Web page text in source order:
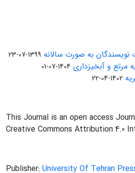
به صورت سالانه 1399-07-23
مرتع و آبخیزداری 1404-07-01
1402-04-22
This Journal is an open access
Creative Commons Attribution 4.0
Publisher: University Of Tehran